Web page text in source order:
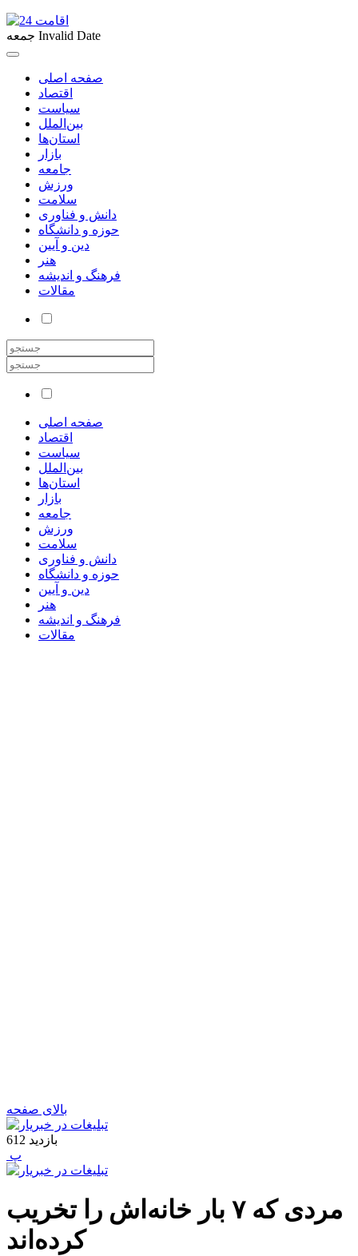
جمعه Invalid Date
صفحه اصلی
اقتصاد
سیاست
بین‌الملل
استان‌ها
بازار
جامعه
ورزش
سلامت
دانش و فناوری
حوزه و دانشگاه
دین و آیین
هنر
فرهنگ و اندیشه
مقالات
صفحه اصلی
اقتصاد
سیاست
بین‌الملل
استان‌ها
بازار
جامعه
ورزش
سلامت
دانش و فناوری
حوزه و دانشگاه
دین و آیین
هنر
فرهنگ و اندیشه
مقالات
بالای صفحه
612 بازدید
‍ پ
مردی که ۷ بار خانه‌اش را تخریب
کرده‌اند